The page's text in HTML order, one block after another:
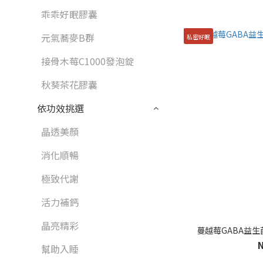
乖乖好眠膠囊
元氣蕎麥B群
接骨木莓C1000發泡錠
秋葵茶花膠囊
依功效挑選
晶透美顏
消化順暢
極致代謝
活力補鈣
晶亮精彩
幫助入睡
私密好眠
蔓越莓GABA益